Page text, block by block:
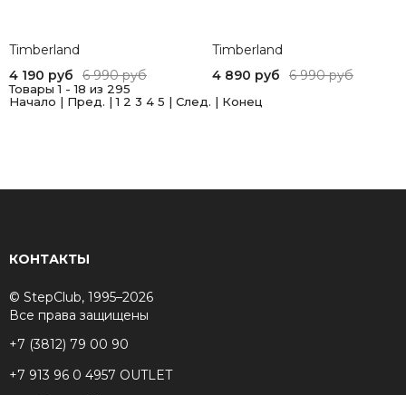
Timberland
4 190 руб
6 990 руб
Timberland
4 890 руб
6 990 руб
Товары 1 - 18 из 295
Начало | Пред. |1 2 3 4 5 | След. | Конец
КОНТАКТЫ
© StepClub, 1995–2026
Все права защищены
+7 (3812) 79 00 90
+7 913 96 0 4957 OUTLET